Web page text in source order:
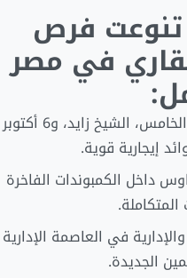
2025، تنوعت فرص
في مصر
شراء شقق سكنية في التجمع الخامس، الشيخ زايد، و6 أكتوبر
إيجارية قوية.
داخل الكمبوندات الفاخرة
في العاصمة الإدارية
الجديدة.